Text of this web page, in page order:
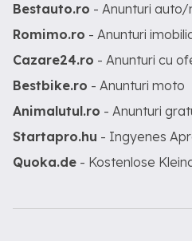
Bestauto.ro - Anunturi
Romimo.ro - Anunturi
Cazare24.ro - Anunturi cu
Bestbike.ro - Anunturi moto
Animalutul.ro - Anunturi
Startapro.hu - Ingyenes
Quoka.de - Kostenlose